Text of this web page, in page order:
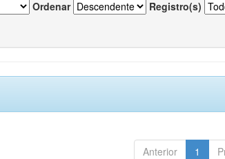
Ordenar Registro(s)
Anterior 1